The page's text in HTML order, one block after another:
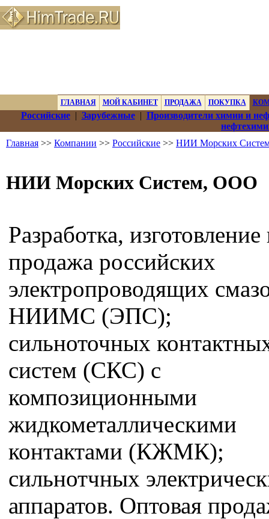
ГЛАВНАЯ МОЙ КАБИНЕТ ПРОДАЖА ПОКУПКА
Российские| Зарубежные| Производители химии и
Главная >> Компании >> Российские >> НИИ Морских
НИИ Морских Систем, ООО
Разработка, изготовление
продажа российских
электропроводящих
НИИМС (ЭПС);
сильноточных
систем (СКС) с
композиционными
жидкометаллическими
контактами (КЖМК);
сильнотчных
аппаратов. Оптовая